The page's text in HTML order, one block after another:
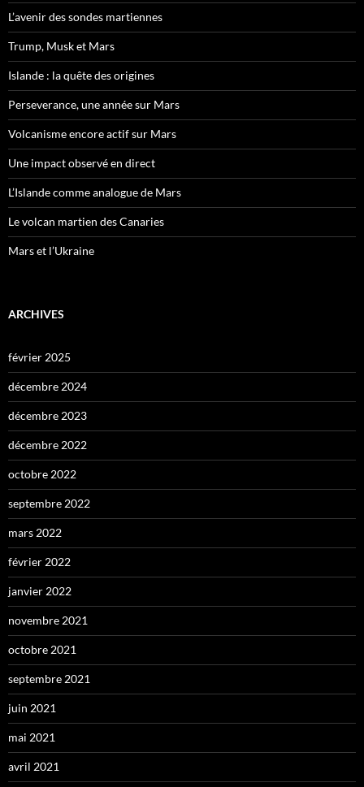
L’avenir des sondes martiennes
Trump, Musk et Mars
Islande : la quête des origines
Perseverance, une année sur Mars
Volcanisme encore actif sur Mars
Une impact observé en direct
L’Islande comme analogue de Mars
Le volcan martien des Canaries
Mars et l’Ukraine
ARCHIVES
février 2025
décembre 2024
décembre 2023
décembre 2022
octobre 2022
septembre 2022
mars 2022
février 2022
janvier 2022
novembre 2021
octobre 2021
septembre 2021
juin 2021
mai 2021
avril 2021